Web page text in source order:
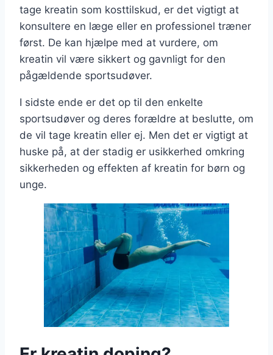
tage kreatin som kosttilskud, er det vigtigt at
konsultere en læge eller en professionel træner
først. De kan hjælpe med at vurdere, om
kreatin vil være sikkert og gavnligt for den
pågældende sportsudøver.
I sidste ende er det op til den enkelte
sportsudøver og deres forældre at beslutte, om
de vil tage kreatin eller ej. Men det er vigtigt at
huske på, at der stadig er usikkerhed omkring
sikkerheden og effekten af kreatin for børn og
unge.